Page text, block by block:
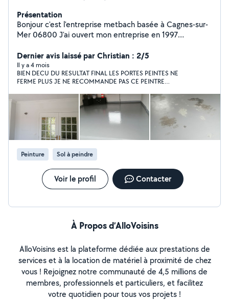
Présentation
Bonjour c'est l'entreprise metbach basée à Cagnes-sur-
Mer 06800 J'ai ouvert mon entreprise en 1997
vos projets de travaux nous vous conseillons les qualités
professionnelles nous déplaçons pour des petits travaux
comme des gros œuvre au niveau des travaux
d'intérieur comme d'extérieur nous déplacement
gratuite sommes en attente de vos messages n'hésitez
pas à nous contacter
Dernier avis laissé par Christian : 2/5
Il y a 4 mois
BIEN DECU DU RESULTAT FINAL LES PORTES PEINTES NE
FERME PLUS JE NE RECOMMANDE PAS CE PEINTRE
Peinture Sol à peindre
Voir le profil Contacter
À Propos d’AlloVoisins
AlloVoisins est la plateforme dédiée aux prestations de
services et à la location de matériel à proximité de chez
vous ! Rejoignez notre communauté de 4,5 millions de
membres, professionnels et particuliers, et facilitez
votre quotidien pour tous vos projets !